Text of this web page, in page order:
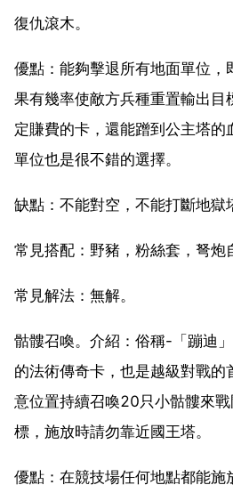
復仇滾木。
優點：能夠擊退所有地面單位，
果有幾率使敵方兵種重置輸出目
定賺費的卡，還能蹭到公主塔的
單位也是很不錯的選擇。
缺點：不能對空，不能打斷地獄
常見搭配：野豬，粉絲套，弩炮
常見解法：無解。
骷髏召喚。介紹：俗稱-「蹦迪
的法術傳奇卡，也是越級對戰
意位置持續召喚20只小骷髏來
標，施放時請勿靠近國王塔。
優點：在競技場任何地點都能施